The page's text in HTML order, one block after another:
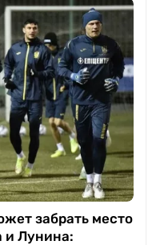
забрать место
и Лунина: